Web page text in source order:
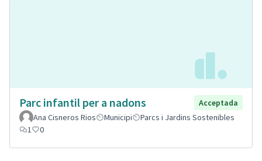
Parc infantil per a nadons
Acceptada
Ana Cisneros Rios
Municipi
Parcs i Jardins Sostenibles
1
0